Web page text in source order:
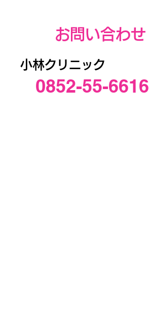
お問い合わせ
小林クリニック
0852-55-6616